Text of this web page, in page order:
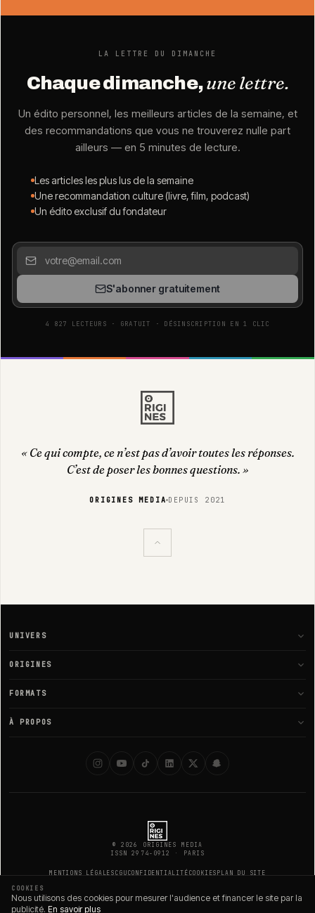
LA LETTRE DU DIMANCHE
Chaque dimanche,une lettre.
Un édito personnel, les meilleurs articles de la semaine, et
des recommandations que vous ne trouverez nulle part
ailleurs — en 5 minutes de lecture.
Les articles les plus lus de la semaine
Une recommandation culture (livre, film, podcast)
Un édito exclusif du fondateur
S'abonner gratuitement
4 827 LECTEURS · GRATUIT · DÉSINSCRIPTION EN 1 CLIC
« Ce qui compte, ce n’est pas d’avoir toutes les réponses.
C’est de poser les bonnes questions. »
ORIGINES MEDIA DEPUIS 2021
UNIVERS
L'Esprit
Le Corps
ORIGINES
Galaxie
Média
Boutique
FORMATS
Articles
Témoignages
À PROPOS
© 2026 ORIGINES MEDIA
ISSN 2974-0912 · PARIS
MENTIONS LÉGALES CGU CONFIDENTIALITÉ COOKIES PLAN DU SITE
COOKIES
Nous utilisons des cookies pour mesurer l'audience et financer le site par la
publicité. En savoir plus